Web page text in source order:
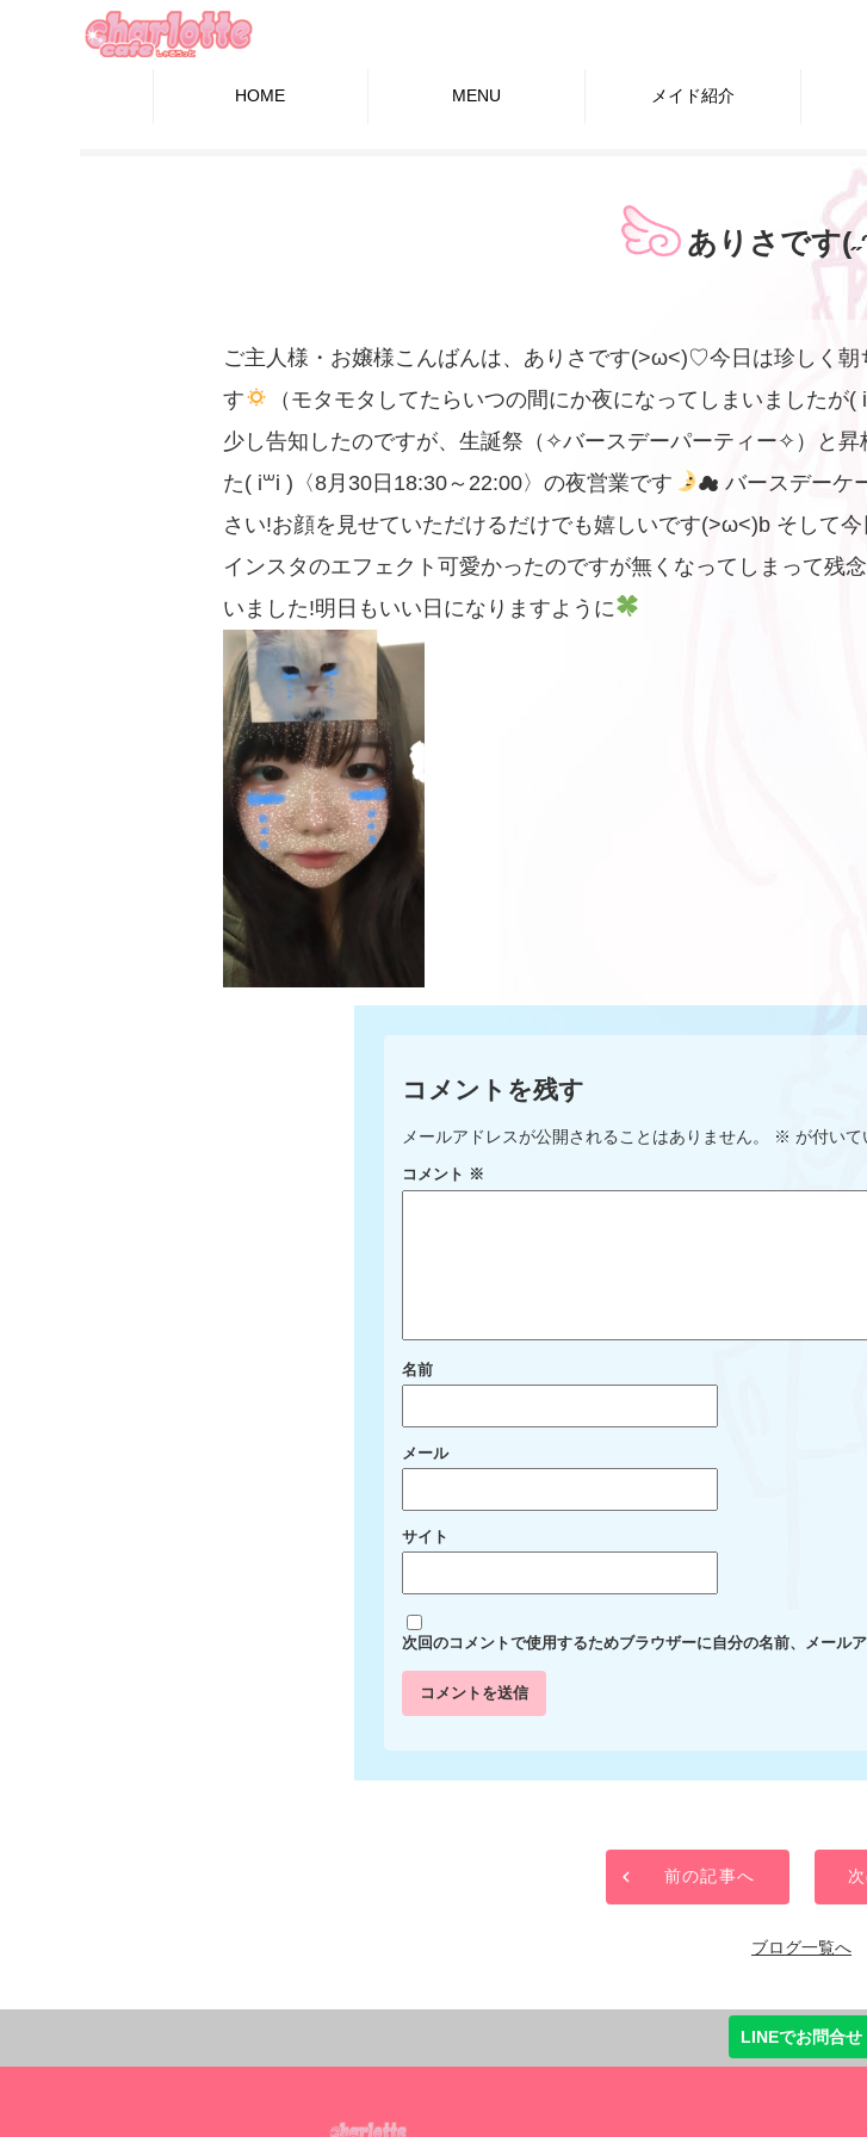
HOME MENU メイド紹介
ありさです
ご主人様・お嬢様こんばんは、ありさです(>ω<)♡今日は珍しく
す
（モタモタしてたらいつの間にか夜になってしまいましたが(
少し告知したのですが、生誕祭（✧︎バースデーパーティー✧︎）と
た( i꒳i )〈8月30日18:30～22:00〉の夜営業です
☁ バースデーケ
さい!お顔を見せていただけるだけでも嬉しいです(>ω<)b そして今
インスタのエフェクト可愛かったのですが無くなってしまって残
いました!明日もいい日になりますように
コメントを残す
メールアドレスが公開されることはありません。 ※ が付いて
コメント ※
名前
メール
サイト
次回のコメントで使用するためブラウザーに自分の名前、メール
前の記事へ
ブログ一覧へ
LINEでお問合せ